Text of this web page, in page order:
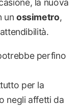
la nuova
un ossimetro,
perfino
per la
negli affetti da